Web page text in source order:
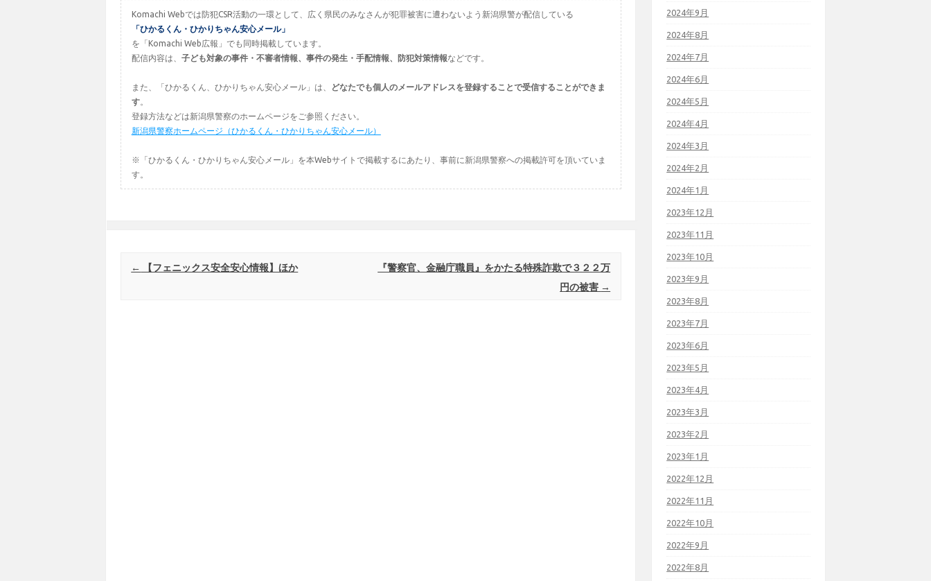
Komachi Webでは防犯CSR活動の一環として、広く県民のみなさんが犯罪被害に遭わないよう新潟県警が配信している
「ひかるくん・ひかりちゃん安心メール」
を「Komachi Web広報」でも同時掲載しています。
配信内容は、 子ども対象の事件・不審者情報、事件の発生・手配情報、防犯対策情報などです。
また、「ひかるくん、ひかりちゃん安心メール」は、
どなたでも個人のメールアドレスを登録することで受信することができま
す。
登録方法などは新潟県警察のホームページをご参照ください。
新潟県警察ホームページ（ひかるくん・ひかりちゃん安心メール）
※「ひかるくん・ひかりちゃん安心メール」を本Webサイトで掲載するにあたり、事前に新潟県警察への掲載許可を頂いていま
す。
Post navigation
← 【フェニックス安全安心情報】ほか
『警察官、金融庁職員』をかたる特殊詐欺で３２２万
円の被害 →
2024年9月
2024年8月
2024年7月
2024年6月
2024年5月
2024年4月
2024年3月
2024年2月
2024年1月
2023年12月
2023年11月
2023年10月
2023年9月
2023年8月
2023年7月
2023年6月
2023年5月
2023年4月
2023年3月
2023年2月
2023年1月
2022年12月
2022年11月
2022年10月
2022年9月
2022年8月